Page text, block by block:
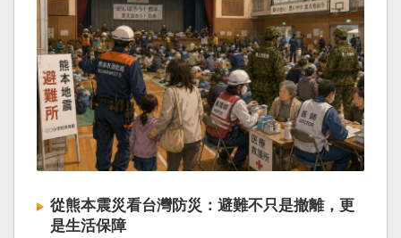
從熊本震災看台灣防災：避難不只是撤離，更
是生活保障